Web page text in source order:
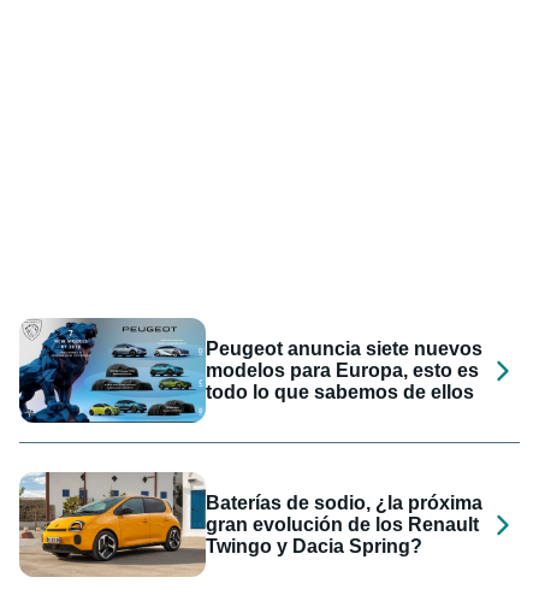
Peugeot anuncia siete nuevos
modelos para Europa, esto es
todo lo que sabemos de ellos
Baterías de sodio, ¿la próxima
gran evolución de los Renault
Twingo y Dacia Spring?